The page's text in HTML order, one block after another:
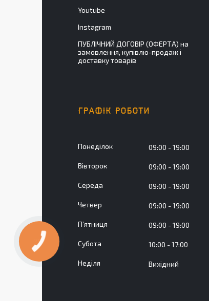
Youtube
Instagram
ПУБЛІЧНИЙ ДОГОВІР (ОФЕРТА) на
замовлення, купівлю-продаж і
доставку товарів
ГРАФІК РОБОТИ
Понеділок 09:00 19:00
Вівторок 09:00 19:00
Середа 09:00 19:00
Четвер 09:00 19:00
Пʼятниця 09:00 19:00
Субота 10:00 17:00
Неділя Вихідний